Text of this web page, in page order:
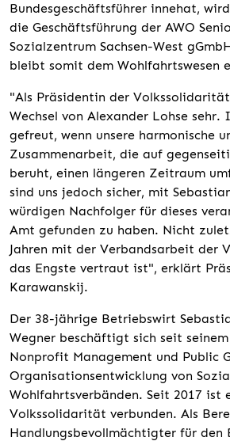
Bundesgeschäftsführer innehat,
die Geschäftsführung der AWO
Sozialzentrum Sachsen-West
bleibt somit dem Wohlfahrtswesen
"Als Präsidentin der
Wechsel von Alexander Lohse sehr.
gefreut, wenn unsere harmonische
Zusammenarbeit, die auf
beruht, einen längeren Zeitraum
sind uns jedoch sicher, mit
würdigen Nachfolger für dieses
Amt gefunden zu haben. Nicht
Jahren mit der Verbandsarbeit der
das Engste vertraut ist", erklärt
Karawanskij.
Der 38-jährige Betriebswirt
Wegner beschäftigt sich seit
Nonprofit Management und Public
Organisationsentwicklung von
Wohlfahrtsverbänden. Seit 2017 ist
Volkssolidarität verbunden. Als
Handlungsbevollmächtigter für den